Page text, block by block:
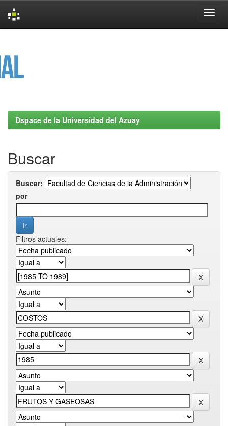
Dspace de la Universidad del Azuay
Buscar
Buscar:
por
Filtros actuales: